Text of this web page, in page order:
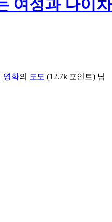
여성과 나이
영화의 도도 (12.7k 포인트) 님